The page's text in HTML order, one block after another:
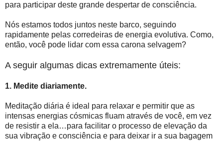
para participar deste grande despertar de consciência.
Nós estamos todos juntos neste barco, seguindo
rapidamente pelas corredeiras de energia evolutiva. Como,
então, você pode lidar com essa carona selvagem?
A seguir algumas dicas extremamente úteis:
1. Medite diariamente.
Meditação diária é ideal para relaxar e permitir que as
intensas energias cósmicas fluam através de você, em vez
de resistir a ela…para facilitar o processo de elevação da
sua vibração e consciência e para deixar ir a sua bagagem